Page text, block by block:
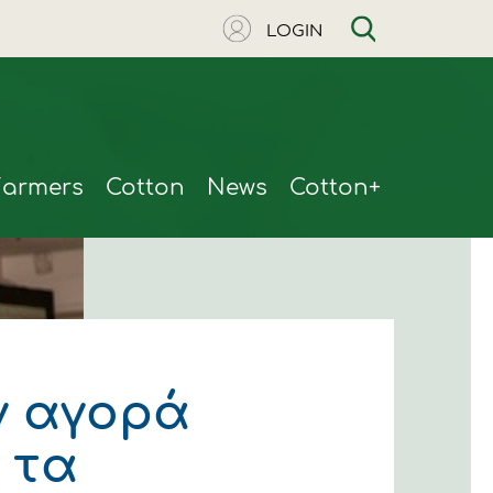
LOGIN
Cotton News Cotton+
αγορά
τα